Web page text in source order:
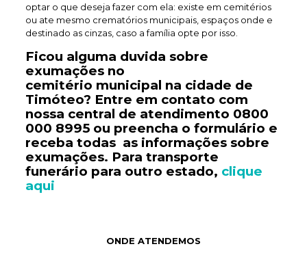
optar o que deseja fazer com ela: existe em cemitérios
ou ate mesmo crematórios municipais, espaços onde e
destinado as cinzas, caso a família opte por isso.
Ficou alguma duvida sobre
exumações no
cemitério municipal na cidade de
Timóteo? Entre em contato com
nossa central de atendimento 0800
000 8995ou preencha o formulário e
receba todas as informações sobre
exumações. Para transporte
funerário para outro estado, clique
aqui
ONDE ATENDEMOS